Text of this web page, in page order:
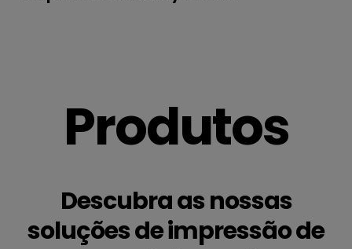
Produtos
Descubra as nossas
soluções de impressão de